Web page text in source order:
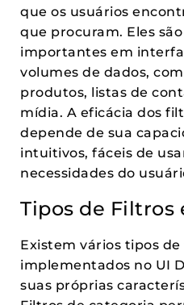
que os usuários
que procuram. Eles
importantes em
volumes de dados,
produtos, listas de
mídia. A eficácia dos
depende de sua
intuitivos, fáceis de
necessidades do
Tipos de Filtros
Existem vários tipos
implementados no UI
suas próprias